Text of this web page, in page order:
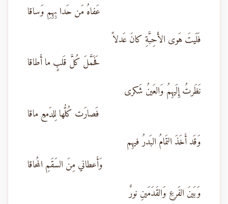
عَفاهُ مَن حَدا بِهِمِ وَساقا
فَلَيتَ هَوى الأَحِبَّةِ كانَ عَدلاً
فَحَمَّلَ كُلَّ قَلبٍ ما أَطاقا
نَظَرتُ إِلَيهِمُ وَالعَينُ شَكرى
فَصارَت كُلُّها لِلدَمعِ ماقا
وَقَد أَخَذَ التَمامُ البَدرُ فيهِم
وَأَعطاني مِنَ السَقَمِ المُحاقا
وَبَينَ الفَرعِ وَالقَدَمَينِ نورٌ